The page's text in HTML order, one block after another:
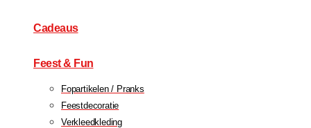
Cadeaus
Feest & Fun
Fopartikelen / Pranks
Feestdecoratie
Verkleedkleding